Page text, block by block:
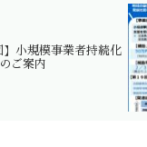
】小規模事業者持続化
ご案内